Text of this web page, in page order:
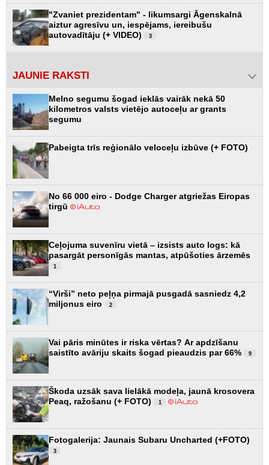
"Zvaniet prezidentam" - likumsargi Āgenskalnā
aiztur agresīvu un, iespējams, iereibušu
autovadītāju (+ VIDEO)
3
JAUNIE RAKSTI
Melno segumu šogad ieklās vairāk nekā 50
kilometros valsts vietējo autoceļu ar grants
segumu
Pabeigta trīs reģionālo veloceļu izbūve (+ FOTO)
No 66 000 eiro - Dodge Charger atgriežas Eiropas
tirgū
Ceļojuma suvenīru vietā – izsists auto logs: kā
pasargāt personīgās mantas, atpūšoties ārzemēs
1
“Virši” neto peļņa pirmajā pusgadā sasniedz 4,2
miljonus eiro
2
Vai pāris minūtes ir riska vērtas? Ar apdzīšanu
saistīto avāriju skaits šogad pieaudzis par 66%
9
Škoda uzsāk sava lielākā modeļa, jaunā krosovera
Peaq, ražošanu (+ FOTO)
1
Fotogalerija: Jaunais Subaru Uncharted (+FOTO)
3